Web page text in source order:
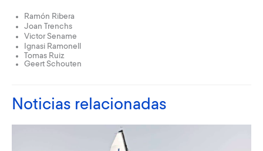
Ramón Ribera
Joan Trenchs
Victor Sename
Ignasi Ramonell
Tomas Ruiz
Geert Schouten
Noticias relacionadas